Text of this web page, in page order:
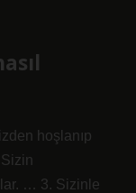
hoşlanıp
Sizin
… 3. Sizinle